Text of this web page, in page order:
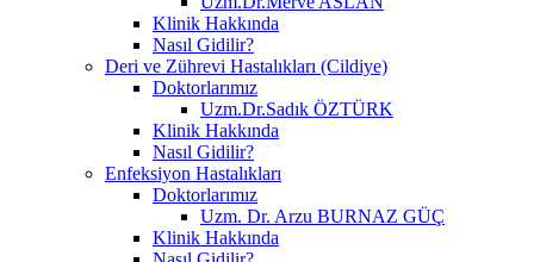
Klinik Hakkında
Nasıl Gidilir?
Deri ve Zührevi Hastalıkları (Cildiye)
Doktorlarımız
Uzm.Dr.Sadık ÖZTÜRK
Klinik Hakkında
Nasıl Gidilir?
Enfeksiyon Hastalıkları
Doktorlarımız
Uzm. Dr. Arzu BURNAZ GÜÇ
Klinik Hakkında